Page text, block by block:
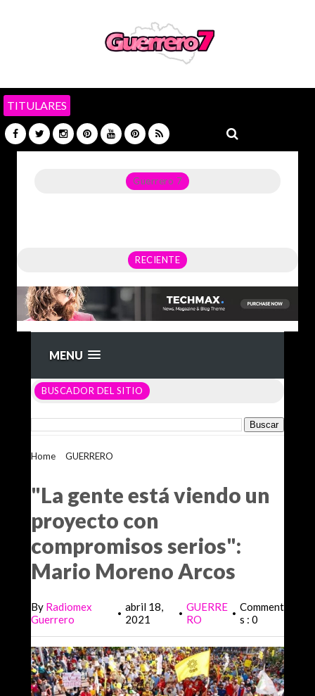
TITULARES
Guerrero 7
RECIENTE
MENU
BUSCADOR DEL SITIO
Home GUERRERO
"La gente está viendo un
proyecto con
compromisos serios":
Mario Moreno Arcos
By Radiomex
Guerrero
• abril 18,
2021
• GUERRE
RO
• Comment
s : 0